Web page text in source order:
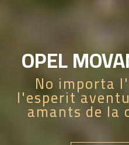
OPEL
No importa
l'esperit
amants de la